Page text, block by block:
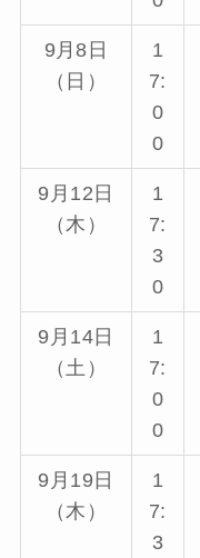
9月8日
（日）
1
7:
0
0
9月12日
（木）
1
7:
3
0
9月14日
（土）
1
7:
0
0
9月19日
（木）
1
7:
3